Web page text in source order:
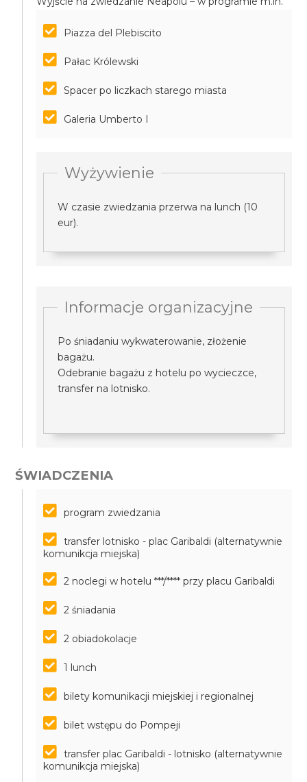
Piazza del Plebiscito
Pałac Królewski
Spacer po liczkach starego miasta
Galeria Umberto I
Wyżywienie
W czasie zwiedzania przerwa na lunch (10
eur).
Informacje organizacyjne
Po śniadaniu wykwaterowanie, złożenie
bagażu.
Odebranie bagażu z hotelu po wycieczce,
transfer na lotnisko.
ŚWIADCZENIA
program zwiedzania
transfer lotnisko - plac Garibaldi (alternatywnie
komunikcja miejska)
2 noclegi w hotelu ***/**** przy placu Garibaldi
2 śniadania
2 obiadokolacje
1 lunch
bilety komunikacji miejskiej i regionalnej
bilet wstępu do Pompeji
transfer plac Garibaldi - lotnisko (alternatywnie
komunikcja miejska)